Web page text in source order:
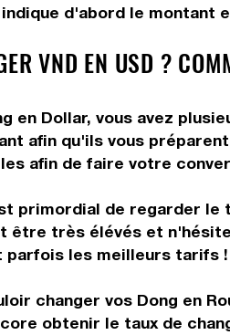
d'abord le montant
VND EN USD ?
en Dollar, vous avez
afin qu'ils vous
afin de faire votre
primordial de regarder le
être très élévés et
les meilleurs tarifs !
changer vos Dong en
obtenir le taux de